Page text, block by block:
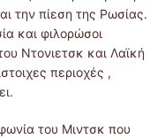
την πίεση της Ρωσίας.
και φιλορώσοι
Ντονιετσκ και Λαϊκή
περιοχές ,
του Μιντσκ που